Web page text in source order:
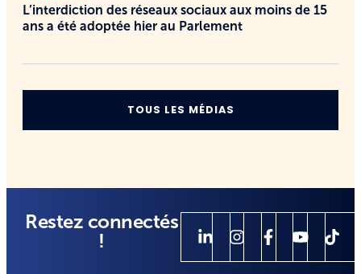
L’interdiction des réseaux sociaux aux moins de 15
ans a été adoptée hier au Parlement
TOUS LES MÉDIAS
Restez connectés
!